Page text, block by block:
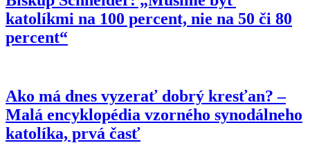
katolíkmi na 100 percent, nie na 50 či 80
percent“
Ako má dnes vyzerať dobrý kresťan? –
Malá encyklopédia vzorného synodálneho
katolíka, prvá časť